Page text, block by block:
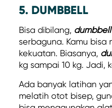
5. DUMBBELL
Bisa dibilang, dumbbell
serbaguna. Kamu
kekuatan. Biasanya,
kg sampai 10 kg. Jadi,
Ada banyak latihan
melatih otot bisep,